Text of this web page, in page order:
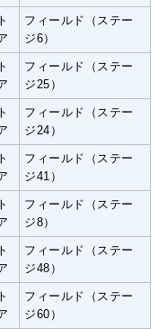
フィールド（ステー
ジ6）
フィールド（ステー
ジ25）
フィールド（ステー
ジ24）
フィールド（ステー
ジ41）
フィールド（ステー
ジ8）
フィールド（ステー
ジ48）
フィールド（ステー
ジ60）